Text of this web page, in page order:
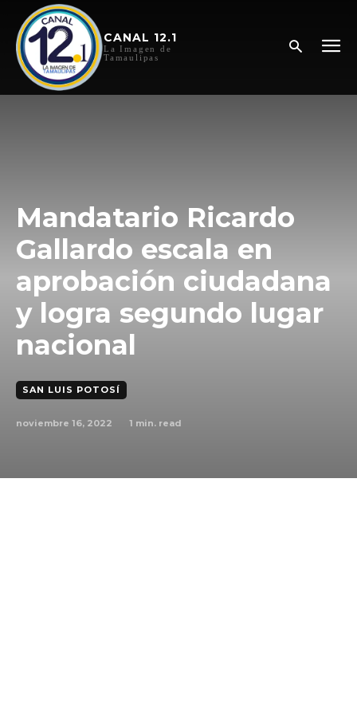
CANAL 12.1
La Imagen de
Tamaulipas
Mandatario Ricardo
Gallardo escala en
aprobación ciudadana
y logra segundo lugar
nacional
SAN LUIS POTOSÍ
noviembre 16, 2022 1 min. read